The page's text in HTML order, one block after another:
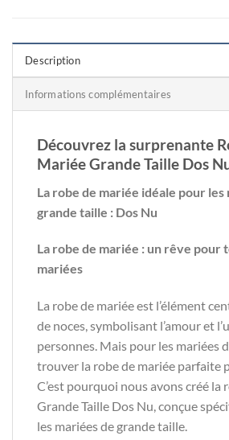
Description
Informations complémentaires
Découvrez la surprenante
Mariée Grande Taille Dos
La robe de mariée idéale pour les
grande taille : Dos Nu
La robe de mariée : un rêve pour
mariées
La robe de mariée est l’élément
de noces, symbolisant l’amour et
personnes. Mais pour les mariées
trouver la robe de mariée parfaite
C’est pourquoi nous avons créé la
Grande Taille Dos Nu, conçue
les mariées de grande taille.